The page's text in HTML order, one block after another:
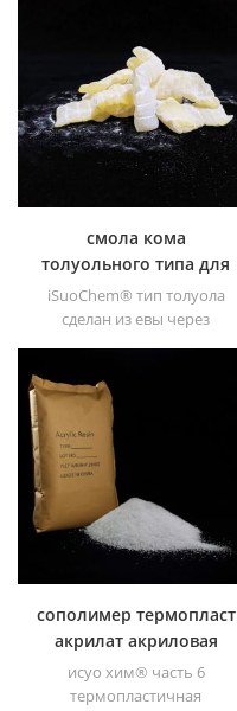
краски для контейнеров и
т.д
смола кома
толуольного типа для
покрытия
iSuoChem® тип толуола
сделан из евы через
растворителе, таком как
толуол, сложный эфир и т. д.
сополимер термопласт
акрилат акриловая
смола
исуо хим® часть 6
термопластичная